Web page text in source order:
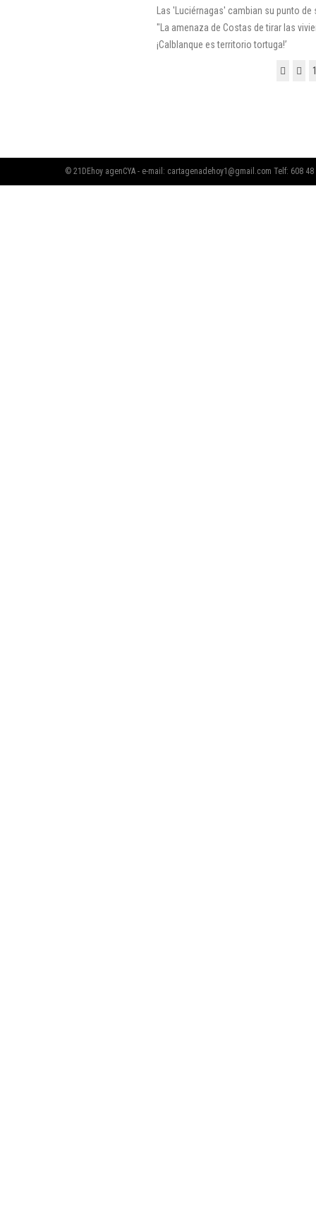
Las 'Luciérnagas' cambian su punto de
"La amenaza de Costas de tirar las
¡Calblanque es territorio tortuga!’
© 21DEhoy agenCYA - e-mail: cartagenadehoy1@gmail.com Telf: 608 48